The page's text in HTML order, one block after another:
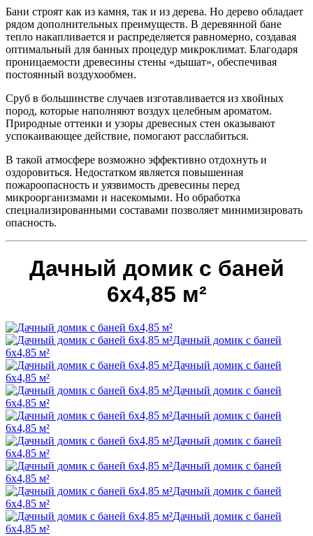
Бани строят как из камня, так и из дерева. Но дерево обладает
рядом дополнительных преимуществ. В деревянной бане
тепло накапливается и распределяется равномерно, создавая
оптимальный для банных процедур микроклимат. Благодаря
проницаемости древесины стены «дышат», обеспечивая
постоянный воздухообмен.
Сруб в большинстве случаев изготавливается из хвойных
пород, которые наполняют воздух целебным ароматом.
Природные оттенки и узоры древесных стен оказывают
успокаивающее действие, помогают расслабиться.
В такой атмосфере возможно эффективно отдохнуть и
оздоровиться. Недостатком является повышенная
пожароопасность и уязвимость древесины перед
микроорганизмами и насекомыми. Но обработка
специализированными составами позволяет минимизировать
опасность.
Дачный домик с баней
6х4,85 м²
Дачный домик с баней
6х4,85 м²
Дачный домик с баней
6х4,85 м²
Дачный домик с баней
6х4,85 м²
Дачный домик с баней
6х4,85 м²
Дачный домик с баней
6х4,85 м²
Дачный домик с баней
6х4,85 м²
Дачный домик с баней
6х4,85 м²
Дачный домик с баней
6х4,85 м²